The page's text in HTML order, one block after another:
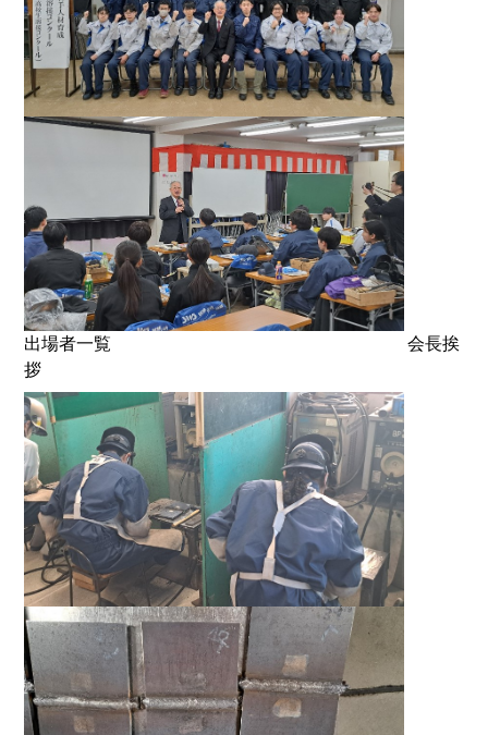
出場者一覧 会長挨
拶